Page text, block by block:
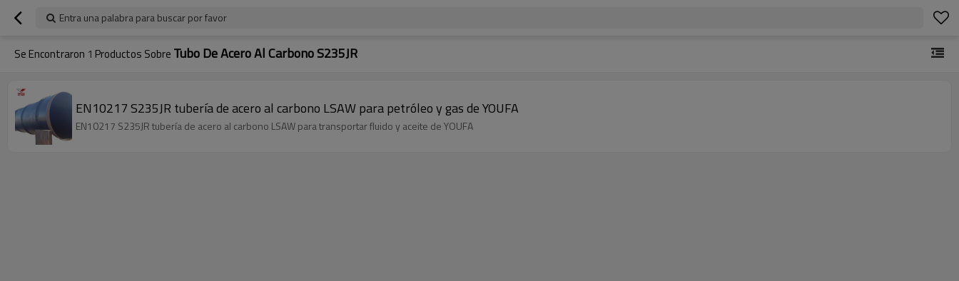
Entra una palabra para buscar por favor
Se Encontraron 1 Productos Sobre Tubo De Acero Al Carbono S235JR
EN10217 S235JR tubería de acero al carbono LSAW para petróleo y gas de YOUFA
EN10217 S235JR tubería de acero al carbono LSAW para transportar fluido y aceite de YOUFA